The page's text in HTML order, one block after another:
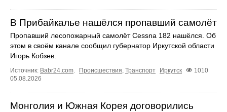
В Прибайкалье нашёлся пропавший самолёт
Пропавший лесопожарный самолёт Cessna 182 нашёлся. Об
этом в своём канале сообщил губернатор Иркутской области
Игорь Кобзев.
Источник: Babr24.com. Происшествия, Транспорт Иркутск
1010
05.08.2026
Монголия и Южная Корея договорились